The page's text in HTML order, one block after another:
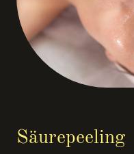
Säurepeeling